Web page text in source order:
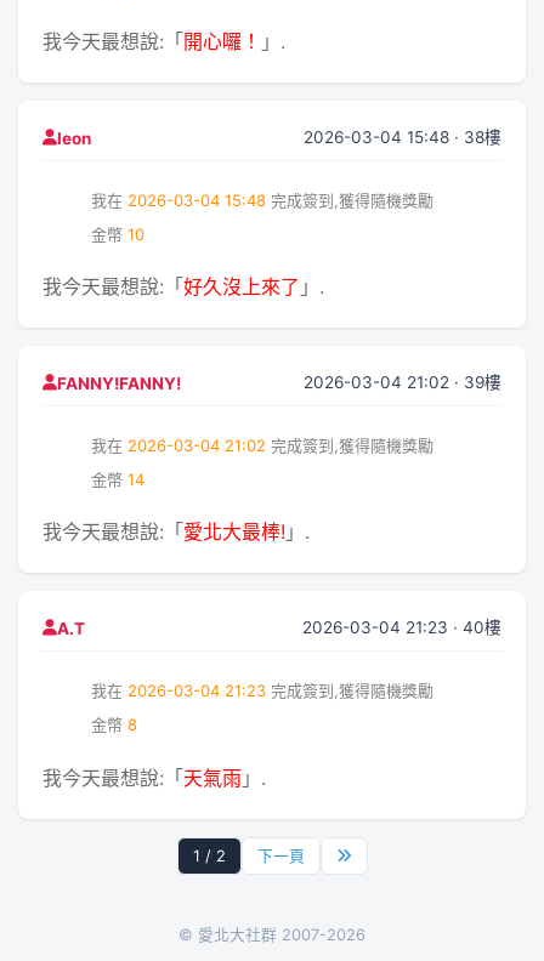
我今天最想說:「 開心囉！ 」.
leon 2026-03-04 15:48 · 38樓
我在 2026-03-04 15:48 完成簽到,獲得隨機獎勵
金幣 10
我今天最想說:「 好久沒上來了 」.
FANNY!FANNY! 2026-03-04 21:02 · 39樓
我在 2026-03-04 21:02 完成簽到,獲得隨機獎勵
金幣 14
我今天最想說:「 愛北大最棒! 」.
A.T 2026-03-04 21:23 · 40樓
我在 2026-03-04 21:23 完成簽到,獲得隨機獎勵
金幣 8
我今天最想說:「天氣雨 」.
1 / 2 下一頁
© 愛北大社群 2007-2026